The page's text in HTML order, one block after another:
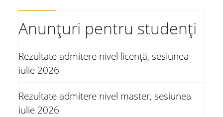
Anunțuri pentru studenți
Rezultate admitere nivel licență, sesiunea
iulie 2026
Rezultate admitere nivel master, sesiunea
iulie 2026